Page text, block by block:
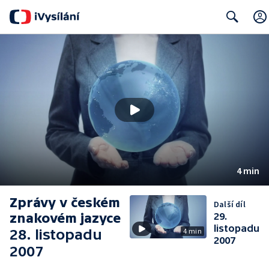
4 min
Zprávy v českém
znakovém jazyce
28. listopadu
2007
4 min
Další díl
29.
listopadu
2007